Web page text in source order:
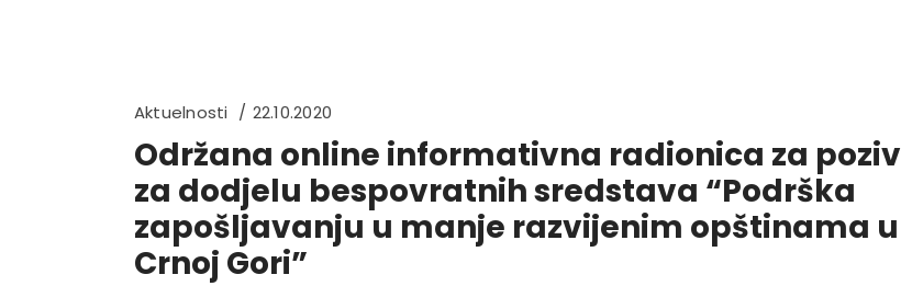
Aktuelnosti 22.10.2020
Održana online informativna radionica za poziv
za dodjelu bespovratnih sredstava “Podrška
zapošljavanju u manje razvijenim opštinama u
Crnoj Gori”